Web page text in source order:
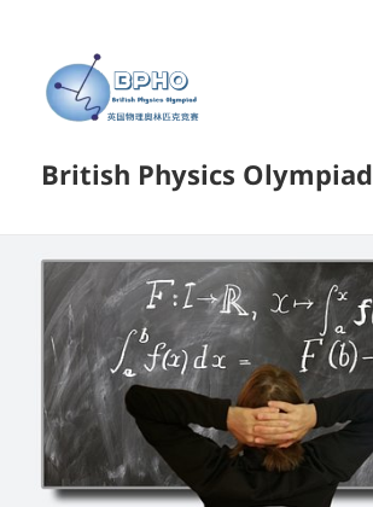
British Physics Olympiad